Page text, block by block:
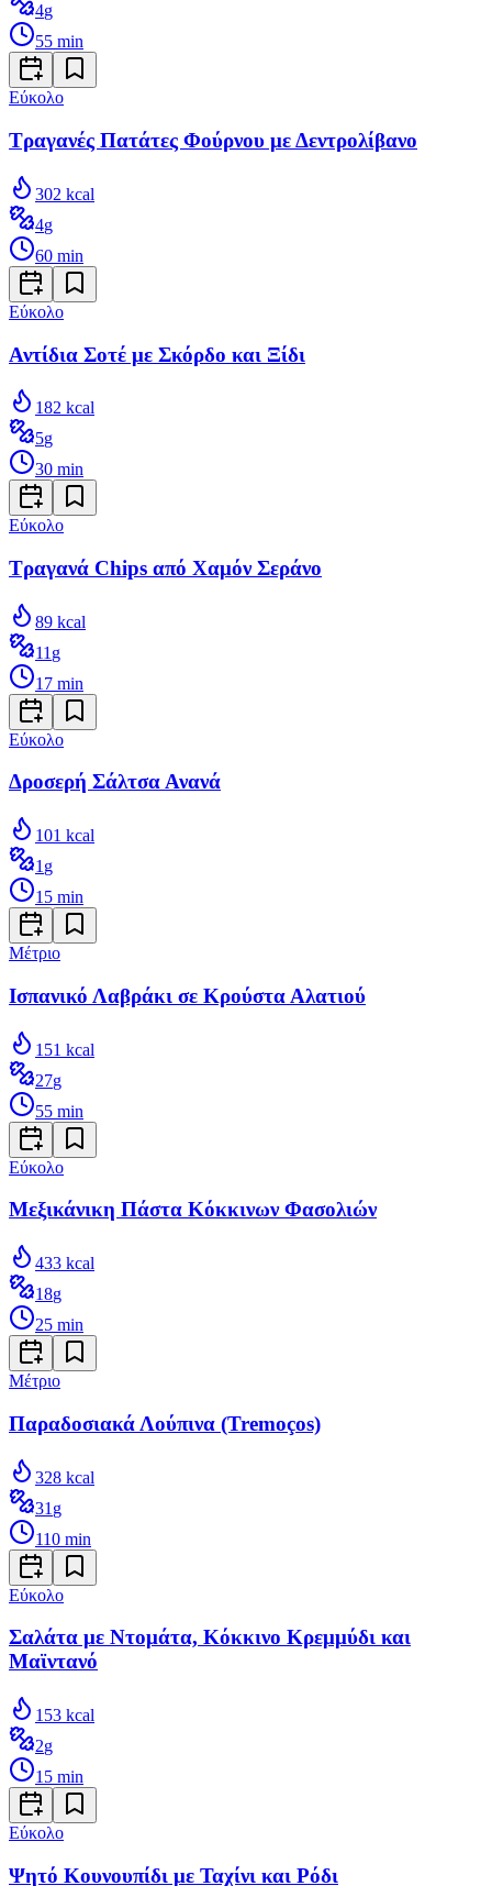
4g
55 min
Εύκολο
Τραγανές Πατάτες Φούρνου με Δεντρολίβανο
302 kcal
4g
60 min
Εύκολο
Αντίδια Σοτέ με Σκόρδο και Ξίδι
182 kcal
5g
30 min
Εύκολο
Τραγανά Chips από Χαμόν Σεράνο
89 kcal
11 g
17 min
Εύκολο
Δροσερή Σάλτσα Ανανά
101 kcal
1 g
15 min
Μέτριο
Ισπανικό Λαβράκι σε Κρούστα Αλατιού
151 kcal
27g
55 min
Εύκολο
Μεξικάνικη Πάστα Κόκκινων Φασολιών
433 kcal
18g
25 min
Μέτριο
Παραδοσιακά Λούπινα (Tremoços)
328 kcal
31 g
110 min
Εύκολο
Σαλάτα με Ντομάτα, Κόκκινο Κρεμμύδι και
Μαϊντανό
153 kcal
2g
15 min
Εύκολο
Ψητό Κουνουπίδι με Ταχίνι και Ρόδι